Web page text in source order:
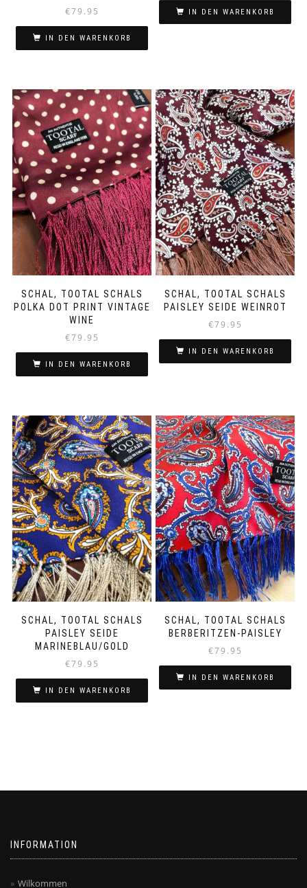
€79.95
IN DEN WARENKORB
IN DEN WARENKORB
SCHAL, TOOTAL SCHALS
POLKA DOT PRINT VINTAGE
WINE
€79.95
IN DEN WARENKORB
SCHAL, TOOTAL SCHALS
PAISLEY SEIDE WEINROT
€79.95
IN DEN WARENKORB
SCHAL, TOOTAL SCHALS
PAISLEY SEIDE
MARINEBLAU/GOLD
€79.95
IN DEN WARENKORB
SCHAL, TOOTAL SCHALS
BERBERITZEN-PAISLEY
€79.95
IN DEN WARENKORB
INFORMATION
Wilkommen